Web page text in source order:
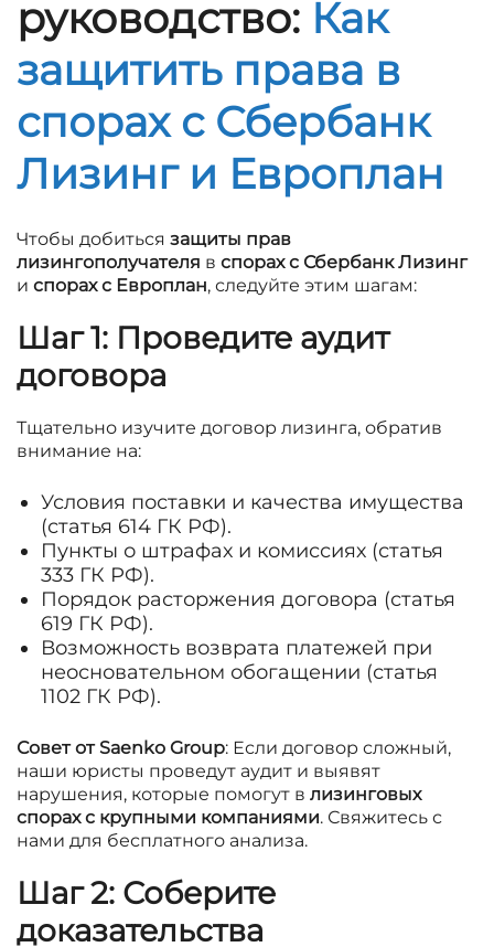
руководство: Как
защитить права в
спорах с Сбербанк
Лизинг и Европлан
Чтобы добиться защиты прав
лизингополучателя в спорах с Сбербанк Лизинг
и спорах с Европлан, следуйте этим шагам:
Шаг 1: Проведите аудит
договора
Тщательно изучите договор лизинга, обратив
внимание на:
Условия поставки и качества имущества
(статья 614 ГК РФ).
Пункты о штрафах и комиссиях (статья
333 ГК РФ).
Порядок расторжения договора (статья
619 ГК РФ).
Возможность возврата платежей при
неосновательном обогащении (статья
1102 ГК РФ).
Совет от Saenko Group: Если договор сложный,
наши юристы проведут аудит и выявят
нарушения, которые помогут в лизинговых
спорах с крупными компаниями. Свяжитесь с
нами для бесплатного анализа.
Шаг 2: Соберите
доказательства